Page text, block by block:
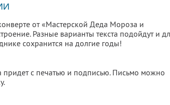
от «Мастерской Деда Мороза и
Разные варианты текста подойдут и
сохранится на долгие годы!
с печатью и подписью. Письмо можно